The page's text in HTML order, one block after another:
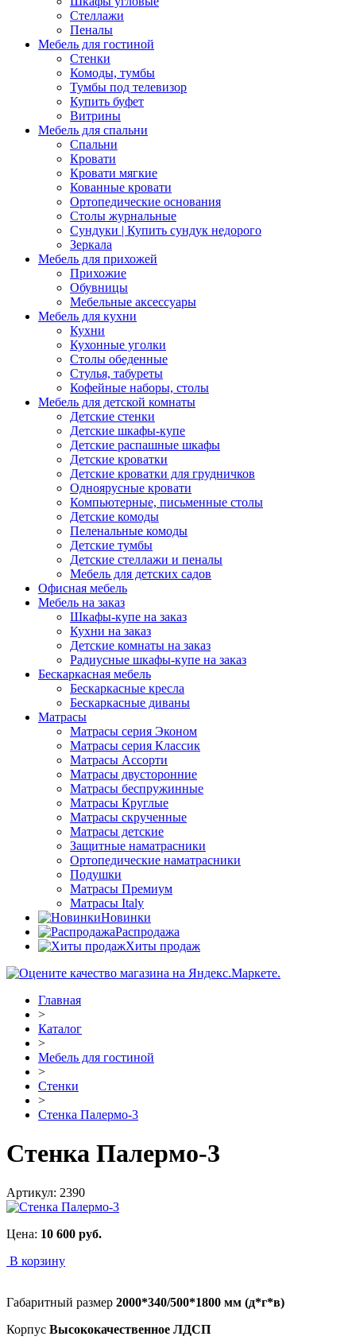
Стеллажи
Пеналы
Мебель для гостиной
Стенки
Комоды, тумбы
Тумбы под телевизор
Купить буфет
Витрины
Мебель для спальни
Спальни
Кровати
Кровати мягкие
Кованные кровати
Ортопедические основания
Столы журнальные
Сундуки | Купить сундук недорого
Зеркала
Мебель для прихожей
Прихожие
Обувницы
Мебельные аксессуары
Мебель для кухни
Кухни
Кухонные уголки
Столы обеденные
Стулья, табуреты
Кофейные наборы, столы
Мебель для детской комнаты
Детские стенки
Детские шкафы-купе
Детские распашные шкафы
Детские кроватки
Детские кроватки для грудничков
Одноярусные кровати
Компьютерные, письменные столы
Детские комоды
Пеленальные комоды
Детские тумбы
Детские стеллажи и пеналы
Мебель для детских садов
Офисная мебель
Мебель на заказ
Шкафы-купе на заказ
Кухни на заказ
Детские комнаты на заказ
Радиусные шкафы-купе на заказ
Бескаркасная мебель
Бескаркасные кресла
Бескаркасные диваны
Матрасы
Матрасы серия Эконом
Матрасы серия Классик
Матрасы Ассорти
Матрасы двусторонние
Матрасы беспружинные
Матрасы Круглые
Матрасы скрученные
Матрасы детские
Защитные наматрасники
Ортопедические наматрасники
Подушки
Матрасы Премиум
Матрасы Italy
Новинки
Распродажа
Хиты продаж
Главная
>
Каталог
>
Мебель для гостиной
>
Стенки
>
Стенка Палермо-3
Стенка Палермо-3
Артикул: 2390
Цена: 10 600 руб.
В корзину
Габаритный размер 2000*340/500*1800 мм (д*г*в)
Корпус Высококачественное ЛДСП